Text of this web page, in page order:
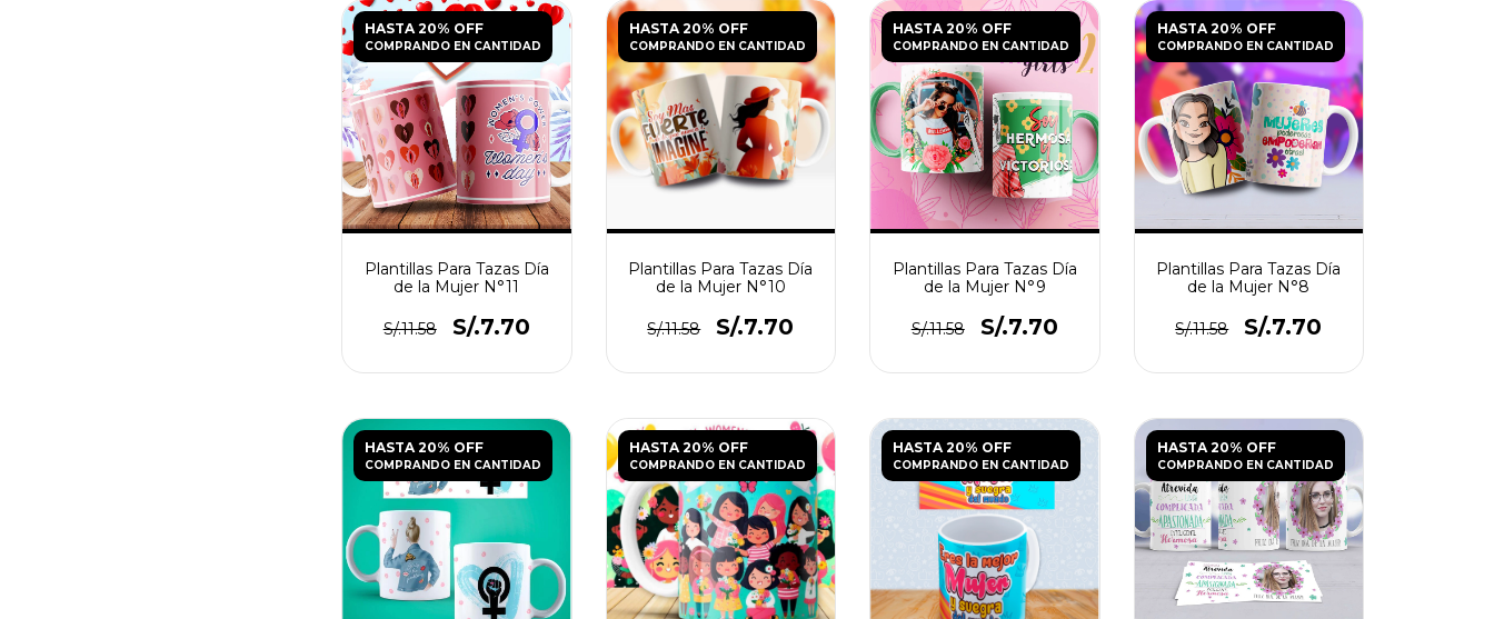
HASTA 20% OFF
COMPRANDO EN CANTIDAD
Plantillas Para Tazas Día
de la Mujer N°11
S/.11.58 S/.7.70
HASTA 20% OFF
COMPRANDO EN CANTIDAD
Plantillas Para Tazas Día
de la Mujer N°10
S/.11.58 S/.7.70
HASTA 20% OFF
COMPRANDO EN CANTIDAD
Plantillas Para Tazas Día
de la Mujer N°9
S/.11.58 S/.7.70
HASTA 20% OFF
COMPRANDO EN CANTIDAD
Plantillas Para Tazas Día
de la Mujer N°8
S/.11.58 S/.7.70
HASTA 20% OFF
COMPRANDO EN CANTIDAD
HASTA 20% OFF
COMPRANDO EN CANTIDAD
HASTA 20% OFF
COMPRANDO EN CANTIDAD
HASTA 20% OFF
COMPRANDO EN CANTIDAD